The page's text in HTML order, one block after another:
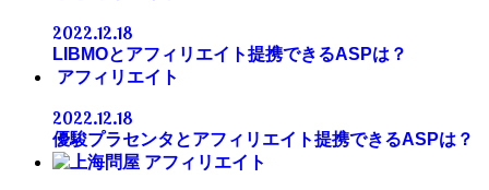
2022.12.18
LIBMOとアフィリエイト提携できるASPは？
アフィリエイト
2022.12.18
優駿プラセンタとアフィリエイト提携できるASPは？
アフィリエイト